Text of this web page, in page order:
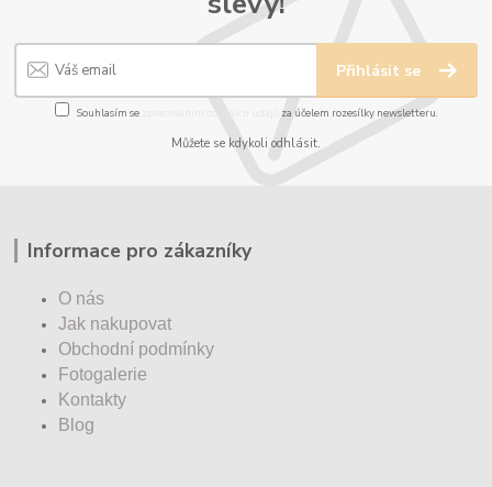
Přihlásit se
Souhlasím se za účelem rozesílky newsletteru.
Můžete se kdykoli odhlásit.
Informace pro zákazníky
O nás
Jak nakupovat
Obchodní podmínky
Fotogalerie
Kontakty
Blog